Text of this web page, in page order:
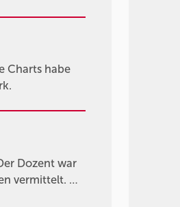
Charts habe
Dozent war
vermittelt. …